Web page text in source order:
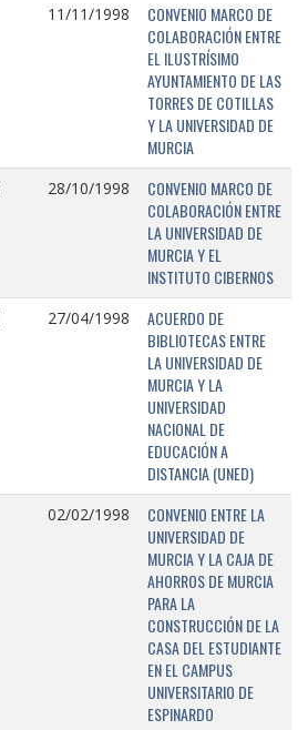
11/11/1998
CONVENIO MARCO DE
COLABORACIÓN ENTRE
EL ILUSTRÍSIMO
AYUNTAMIENTO DE LAS
TORRES DE COTILLAS
Y LA UNIVERSIDAD DE
MURCIA
28/10/1998
CONVENIO MARCO DE
COLABORACIÓN ENTRE
LA UNIVERSIDAD DE
MURCIA Y EL
INSTITUTO CIBERNOS
27/04/1998
ACUERDO DE
BIBLIOTECAS ENTRE
LA UNIVERSIDAD DE
MURCIA Y LA
UNIVERSIDAD
NACIONAL DE
EDUCACIÓN A
DISTANCIA (UNED)
02/02/1998
CONVENIO ENTRE LA
UNIVERSIDAD DE
MURCIA Y LA CAJA DE
AHORROS DE MURCIA
PARA LA
CONSTRUCCIÓN DE LA
CASA DEL ESTUDIANTE
EN EL CAMPUS
UNIVERSITARIO DE
ESPINARDO